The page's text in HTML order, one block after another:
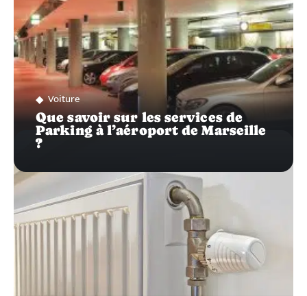
Voiture
Que savoir sur les services de
Parking à l’aéroport de Marseille
?